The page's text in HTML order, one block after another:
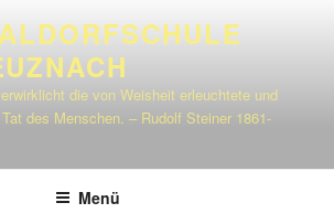
die von Weisheit erleuchtete und
des Menschen. – Rudolf Steiner 1861-
Menü